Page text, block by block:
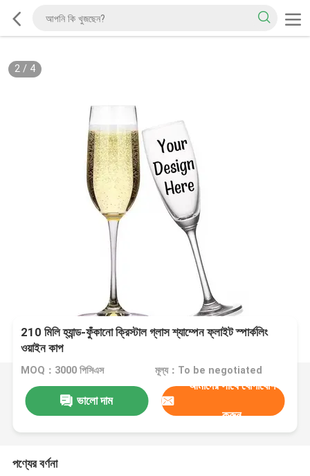
2/ 4
210 মিলি হ্যান্ড-ফুঁকানো ক্রিস্টাল গ্লাস শ্যাম্পেন ফ্লাইট স্পার্কলিং
ওয়াইন কাপ
MOQ：3000 পিসিএস মূল্য：To be negotiated
ভালো দাম
আমাদের সাথে যোগাযোগ
করুন
পণ্যের বর্ণনা